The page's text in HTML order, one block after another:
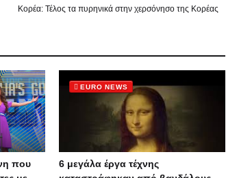
Κορέα: Τέλος τα πυρηνικά στην χερσόνησο της Κορέας
που
EURO NEWS
6 μεγάλα έργα τέχνης